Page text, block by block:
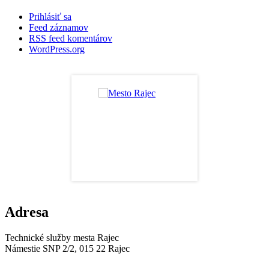
Prihlásiť sa
Feed záznamov
RSS feed komentárov
WordPress.org
Adresa
Technické služby mesta Rajec
Námestie SNP 2/2, 015 22 Rajec